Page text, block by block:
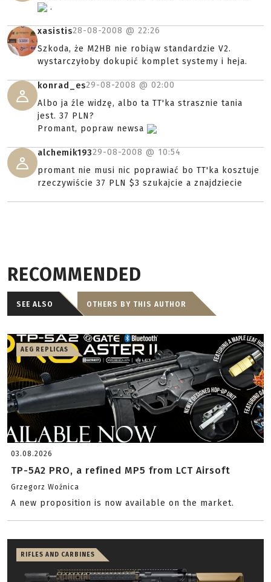
.
xasistis28-08-2008 @ 22:26
Szkoda, że M2HB nie robiąw standardzie V2.
wystarczyłoby dokupić komplet systemy i heja.
konrad_es29-08-2008 @ 02:00
Albo ja źle widzę, albo ta TT'ka strasznie tania
jest. 37 PLN?
Promant, popraw newsa
alchemik19329-08-2008 @ 10:54
promant nie musi nic poprawiać bo TT'ka kosztuje
rzeczywiście 37 PLN $3 szukajcie a znajdziecie
RECOMMENDED
SEE ALSO OTHERS BY THIS AUTHOR
AEG REPLICAS
03.08.2026
TP-5A2 PRO, a refined MP5 from LCT Airsoft
Grzegorz Woźnica
A new proposition is now available on the market.
RIFLES AND CARBINES